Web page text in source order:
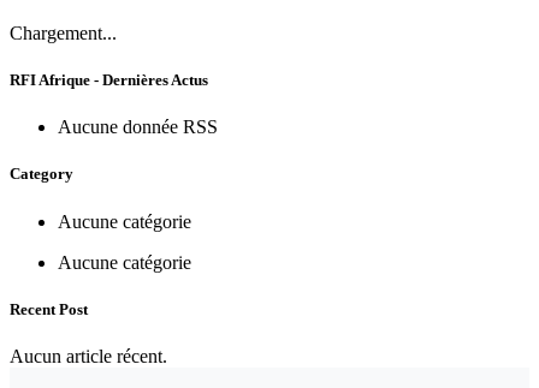
Chargement...
RFI Afrique - Dernières Actus
Aucune donnée RSS
Category
Aucune catégorie
Aucune catégorie
Recent Post
Aucun article récent.